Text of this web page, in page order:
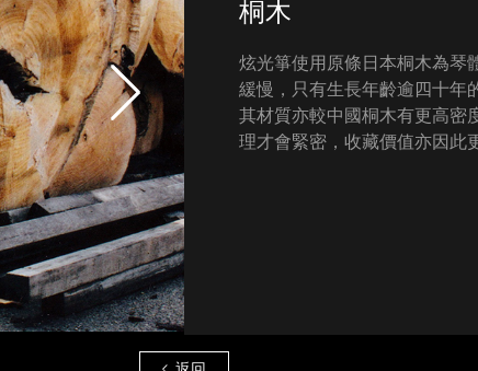
桐木
炫光箏使用原條日本桐木為琴
緩慢，只有生長年齡逾四十年
其材質亦較中國桐木有更高密
理才會緊密，收藏價值亦因此